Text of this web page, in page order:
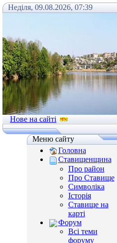
Неділя, 09.08.2026, 07:39
Нове на сайті
Меню сайту
Головна
Ставищенщина
Про район
Про Ставище
Символіка
Історія
Ставище на
карті
Форум
Всі теми
форуму